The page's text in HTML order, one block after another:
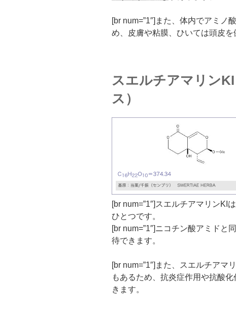
[br num=”1″]また、体内でアミノ
め、皮膚や粘膜、ひいては頭皮を
スエルチアマリン
ス）
[br num=”1″]スエルチアマリンKI
ひとつです。
[br num=”1″]ニコチン酸アミドと同
待できます。
[br num=”1″]また、スエルチアマ
もあるため、 抗炎症作用や抗酸化
きます。